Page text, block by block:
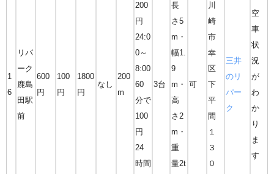
1
6
リパ
ーク
鹿島
田駅
前
600
円
100
円
1800
円
なし
200
m
200
円
24:0
0～
8:00
60
分で
100
円
24
時間
3台
長
さ5
m・
幅1.
9
m・
高
さ2
m・
重
量2t
可
川
崎
市
幸
区
下
平
間
１
３
０
三井
のリ
パー
ク
空
車
状
況
が
わ
か
り
ま
す